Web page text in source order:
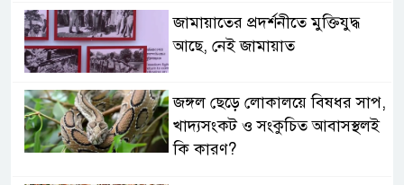
জামায়াতের প্রদর্শনীতে মুক্তিযুদ্ধ
আছে, নেই জামায়াত
জঙ্গল ছেড়ে লোকালয়ে বিষধর সাপ,
খাদ্যসংকট ও সংকুচিত আবাসস্থলই
কি কারণ?